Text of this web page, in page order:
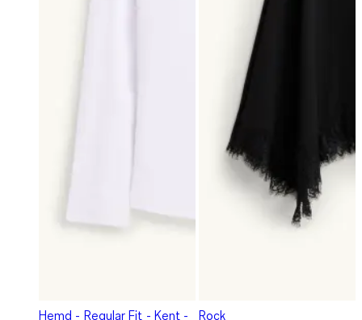
Hemd - Regular Fit - Kent - Rock